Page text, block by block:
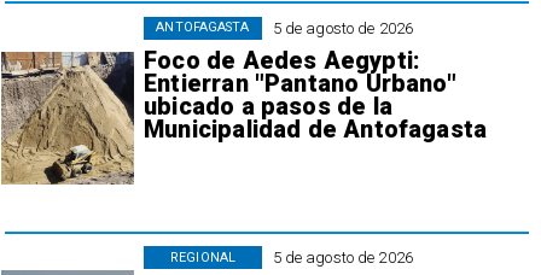
5 de agosto de 2026
Foco de Aedes Aegypti:
Entierran "Pantano Urbano"
ubicado a pasos de la
Municipalidad de Antofagasta
ANTOFAGASTA
5 de agosto de 2026
REGIONAL